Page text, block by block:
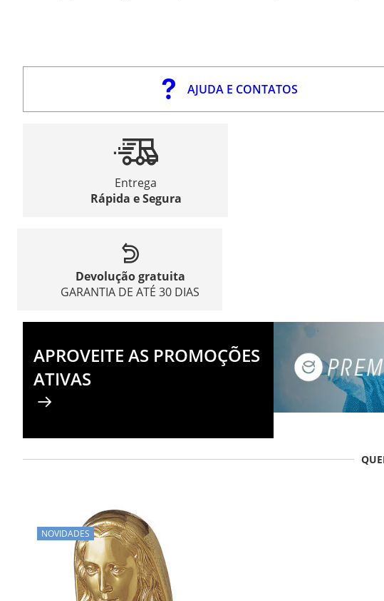
AJUDA E CONTATOS
Entrega
Rápida e Segura
Devolução gratuita
GARANTIA DE ATÉ 30 DIAS
APROVEITE AS PROMOÇÕES
ATIVAS
NOVIDADES